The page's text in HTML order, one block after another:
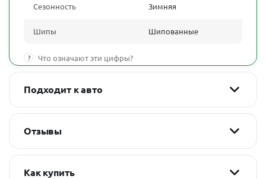
Сезонность Зимняя
Шипы Шипованные
? Что означают эти цифры?
Подходит к авто
Отзывы
Как купить